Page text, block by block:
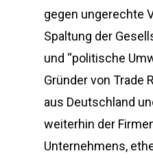
gegen ungerechte
Spaltung der
und “politische
Gründer von Trade
aus Deutschland
weiterhin der
Unternehmens,